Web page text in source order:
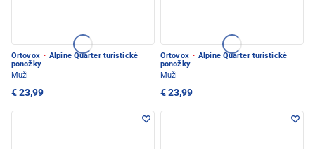
Ortovox · Alpine Quarter turistické
ponožky
Muži
€ 23,99
Ortovox · Alpine Quarter turistické
ponožky
Muži
€ 23,99